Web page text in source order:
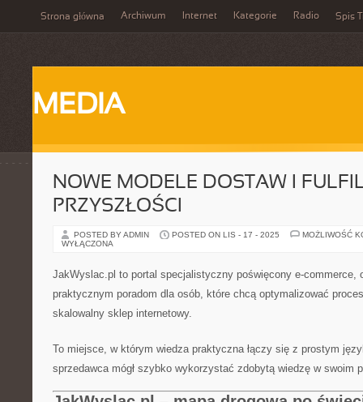
Strona główna Archiwum Internet Kategorie Radio Spis
MEDIA
NOWE MODELE DOSTAW I
PRZYSZŁOŚCI
POSTED BY ADMIN POSTED ON LIS - 17 - 2025
MOŻLIWOŚĆ
WYŁĄCZONA
JakWyslac.pl to portal specjalistyczny poświęcony e-commerce,
praktycznym poradom dla osób, które chcą optymalizować
skalowalny sklep internetowy.
To miejsce, w którym wiedza praktyczna łączy się z prostym
sprzedawca mógł szybko wykorzystać zdobytą wiedzę w swoim